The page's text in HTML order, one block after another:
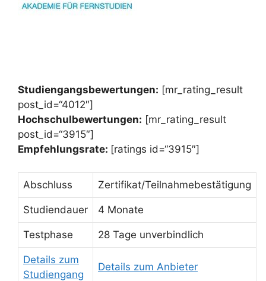
Studiengangsbewertungen: [mr_rating_result
post_id=“4012″]
Hochschulbewertungen: [mr_rating_result
post_id=“3915″]
Empfehlungsrate: [ratings id=“3915″]
Abschluss Zertifikat/Teilnahmebestätigung
Studiendauer 4 Monate
Testphase 28 Tage unverbindlich
Details zum
Studiengang
Details zum Anbieter